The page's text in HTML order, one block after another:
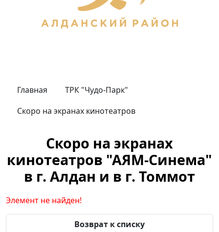
Главная
ТРК "Чудо-Парк"
Скоро на экранах кинотеатров
Скоро на экранах
кинотеатров "АЯМ-Синема"
в г. Алдан и в г. Томмот
Элемент не найден!
Возврат к списку